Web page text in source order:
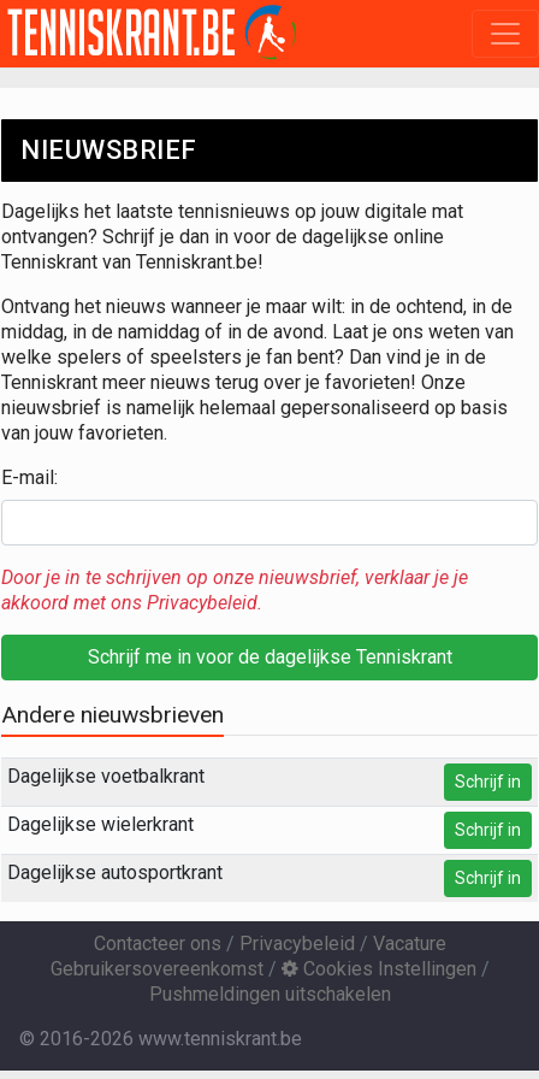
NIEUWSBRIEF
Dagelijks het laatste tennisnieuws op jouw digitale mat
ontvangen? Schrijf je dan in voor de dagelijkse online
Tenniskrant van Tenniskrant.be!
Ontvang het nieuws wanneer je maar wilt: in de ochtend, in de
middag, in de namiddag of in de avond. Laat je ons weten van
welke spelers of speelsters je fan bent? Dan vind je in de
Tenniskrant meer nieuws terug over je favorieten! Onze
nieuwsbrief is namelijk helemaal gepersonaliseerd op basis
van jouw favorieten.
E-mail:
Door je in te schrijven op onze nieuwsbrief, verklaar je je
akkoord met ons Privacybeleid.
Schrijf me in voor de dagelijkse Tenniskrant
Andere nieuwsbrieven
Dagelijkse voetbalkrant Schrijf in
Dagelijkse wielerkrant Schrijf in
Dagelijkse autosportkrant Schrijf in
Contacteer ons / Privacybeleid / Vacature
Gebruikersovereenkomst/ Cookies Instellingen /
Pushmeldingen uitschakelen
© 2016-2026 www.tenniskrant.be